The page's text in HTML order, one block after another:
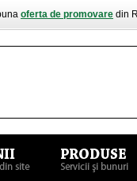
oferta de promovare din